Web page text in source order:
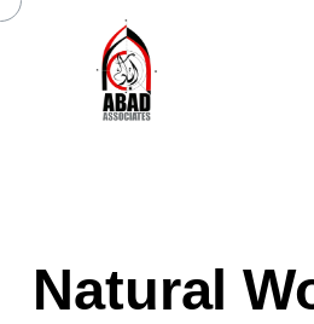
Natural